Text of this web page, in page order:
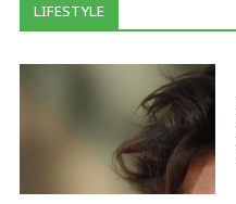
LIFESTYLE